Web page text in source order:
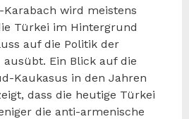
wird meistens
Türkei im Hintergrund
auf die Politik der
ausübt. Ein Blick auf die
Kaukasus in den Jahren
dass die heutige Türkei
die anti-armenische